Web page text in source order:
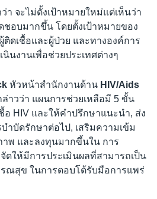
า จะไม่ตั้งเป้าหมายใหม่แต่เห็นว่า
ชอบมากขึ้น โดยตั้งเป้าหมายของ
ติดเชื้อและผู้ป่วย และทางองค์การ
นงานเพื่อช่วยประเทศต่างๆ
หัวหน้าสำนักงานด้าน HIV/Aids
าวว่า แผนการช่วยเหลือมี 5 ขั้น
อ HIV และให้คำปรึกษาแนะนำ, ส่ง
บำบัดรักษาต่อไป, เสริมความเข้ม
พ และลงทุนมากขึ้นใน การ
ดให้มีการประเมินผลที่สามารถเป็น
ณสุข ในการตอบโต้รับมือการแพร่